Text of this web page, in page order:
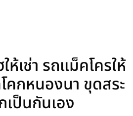
เช่า รถแม็คโครให้
คกหนองนา ขุดสระ
ป็นกันเอง